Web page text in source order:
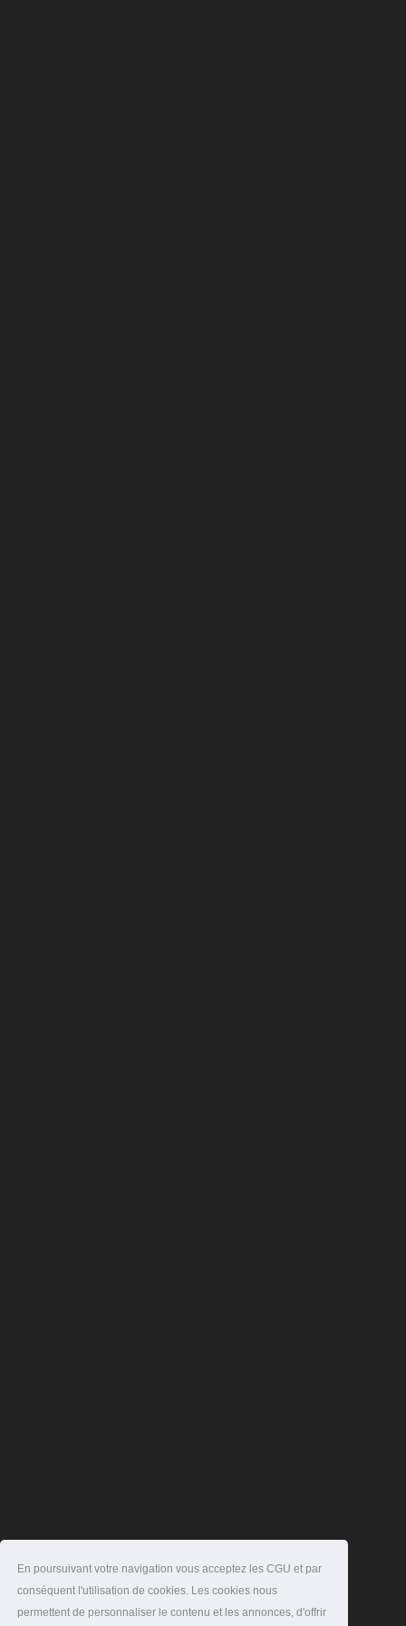
En poursuivant votre navigation vous acceptez les CGU et par
conséquent l'utilisation de cookies. Les cookies nous
permettent de personnaliser le contenu et les annonces, d'offrir